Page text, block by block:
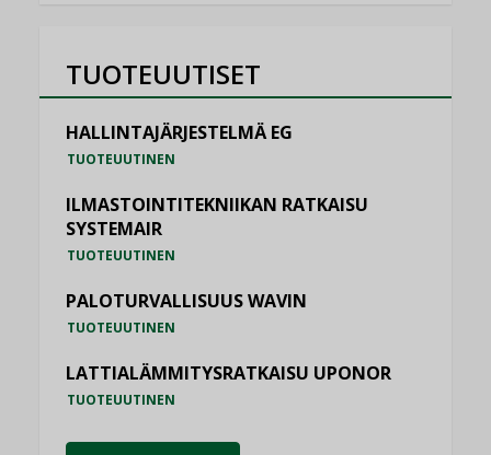
TUOTEUUTISET
HALLINTAJÄRJESTELMÄ EG
TUOTEUUTINEN
ILMASTOINTITEKNIIKAN RATKAISU
SYSTEMAIR
TUOTEUUTINEN
PALOTURVALLISUUS WAVIN
TUOTEUUTINEN
LATTIALÄMMITYSRATKAISU UPONOR
TUOTEUUTINEN